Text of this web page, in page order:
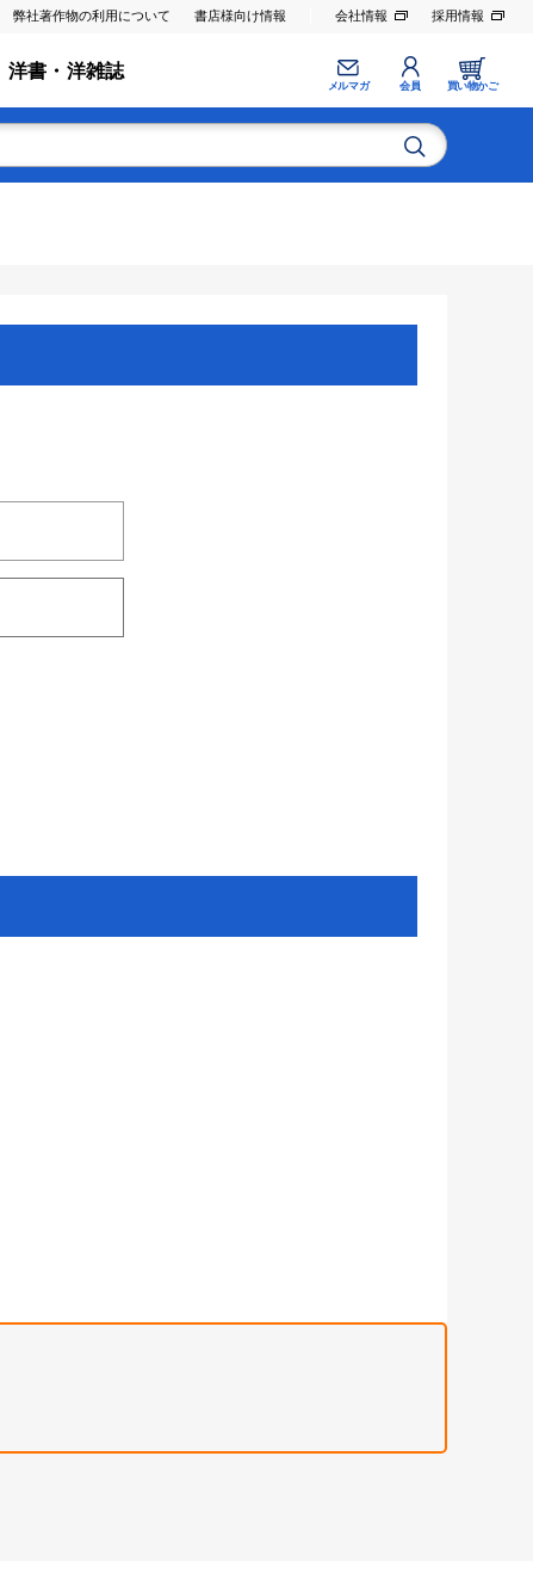
弊社著作物の利用について 書店様向け情報 会社情報 採用情報
洋書・洋雑誌
メルマガ 会員 買い物かご